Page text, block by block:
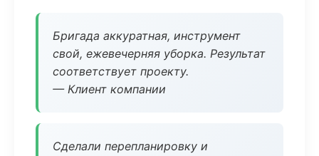
Бригада аккуратная, инструмент
свой, ежевечерняя уборка. Результат
соответствует проекту.
— Клиент компании
Сделали перепланировку и